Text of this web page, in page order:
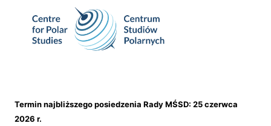
Termin najbliższego posiedzenia Rady MŚSD: 25 czerwca
2026 r.